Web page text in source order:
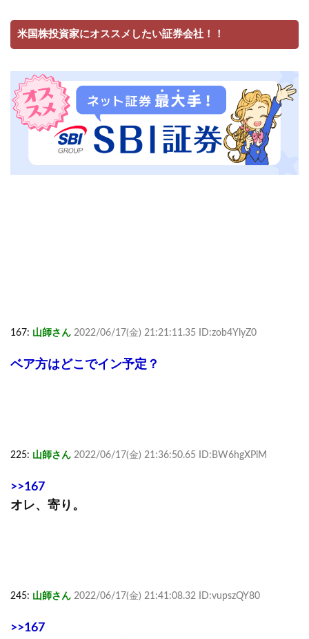
米国株投資家にオススメしたい証券会社！！
167: 山師さん 2022/06/17(金) 21:21:11.35 ID:zob4YlyZ0
ベア方はどこでイン予定？
225: 山師さん 2022/06/17(金) 21:36:50.65 ID:BW6hgXPiM
>>167
オレ、寄り。
245: 山師さん 2022/06/17(金) 21:41:08.32 ID:vupszQY80
>>167